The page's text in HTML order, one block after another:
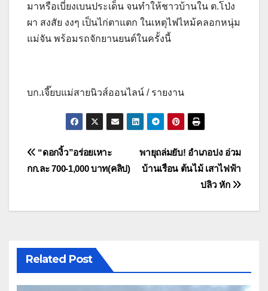
มาหรือเบี่ยงเบนประเด็น จนทำให้ชาวบ้านใน ต.โป่ง
ผา สงสัย งงๆ เป็นไก่ตาแตก ในเหตุไฟไหม้คลอกหนุ่ม
แม่จัน พร้อมรถจักยานยนต์ในครั้งนี้
บก.เจี๊ยบแม่สายนิวส์ออนไลน์ / รายงาน
แนะแนว
พายุถล่มยับ! อำเภอปง อ่วม
บ้านเรือน ต้นไม้ เสาไฟฟ้า
ปลิว หัก
“ดอกงิ้ว”อร่อยเหาะ
กก.ละ 700-1,000 บาท(คลิป)
Related Post